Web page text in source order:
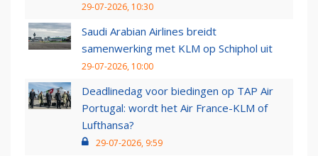
29-07-2026, 10:30
Saudi Arabian Airlines breidt
samenwerking met KLM op Schiphol uit
29-07-2026, 10:00
Deadlinedag voor biedingen op TAP Air
Portugal: wordt het Air France-KLM of
Lufthansa?
29-07-2026, 9:59